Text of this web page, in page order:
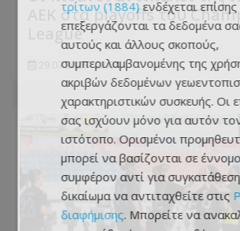
ΑΕΚ στα playoffs του
League
29.07.2026 - 23:04
τρίτων (1884) ενδέχεται
επεξεργάζονται τα δεδομένα
αυτούς και άλλους σκοπούς,
συμπεριλαμβανομένης της
ακριβών δεδομένων
χαρακτηριστικών συσκευής. Οι
σας ισχύουν μόνο για αυτόν
ιστότοπο. Ορισμένοι
μπορεί να βασίζονται σε έννομο
συμφέρον αντί για
δικαίωμα να αντιταχθείτε στις
διαφήμισης. Μπορείτε να